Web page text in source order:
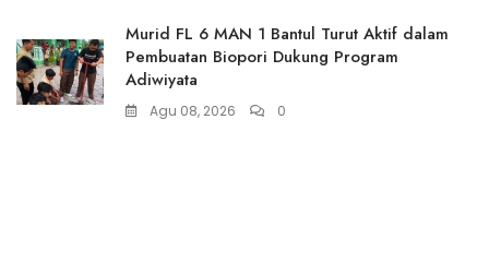
Murid FL 6 MAN 1 Bantul Turut Aktif dalam
Pembuatan Biopori Dukung Program
Adiwiyata
Agu 08, 2026 0